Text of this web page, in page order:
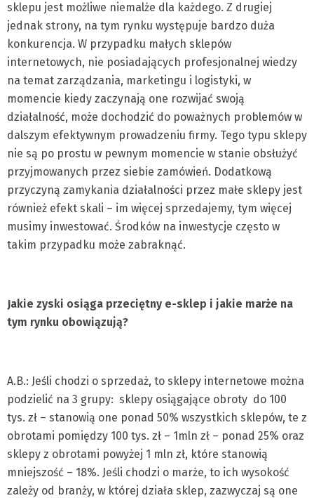
sklepu jest możliwe niemalże dla każdego. Z drugiej
jednak strony, na tym rynku występuje bardzo duża
konkurencja. W przypadku małych sklepów
internetowych, nie posiadających profesjonalnej wiedzy
na temat zarządzania, marketingu i logistyki, w
momencie kiedy zaczynają one rozwijać swoją
działalność, może dochodzić do poważnych problemów w
dalszym efektywnym prowadzeniu firmy. Tego typu sklepy
nie są po prostu w pewnym momencie w stanie obsłużyć
przyjmowanych przez siebie zamówień. Dodatkową
przyczyną zamykania działalności przez małe sklepy jest
również efekt skali – im więcej sprzedajemy, tym więcej
musimy inwestować. Środków na inwestycje często w
takim przypadku może zabraknąć.
Jakie zyski osiąga przeciętny e-sklep i jakie marże na
tym rynku obowiązują?
A.B.: Jeśli chodzi o sprzedaż, to sklepy internetowe można
podzielić na 3 grupy: sklepy osiągające obroty do 100
tys. zł – stanowią one ponad 50% wszystkich sklepów, te z
obrotami pomiędzy 100 tys. zł – 1mln zł – ponad 25% oraz
sklepy z obrotami powyżej 1 mln zł, które stanowią
mniejszość – 18%. Jeśli chodzi o marże, to ich wysokość
zależy od branży, w której działa sklep, zazwyczaj są one